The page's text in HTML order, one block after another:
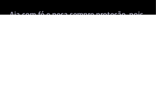
Aja com fé e peça sempre proteção, pois